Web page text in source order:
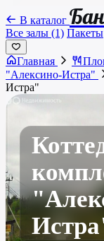
В каталог
Все залы (1) Пакеты
Главная
"Алексино-Истра"
Истра"